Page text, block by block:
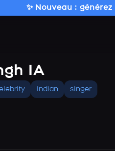
✨ Nouveau :
IA
indian singer